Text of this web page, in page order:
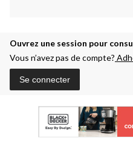
Ouvrez une session pour
Vous n’avez pas de compte?
Se connecter